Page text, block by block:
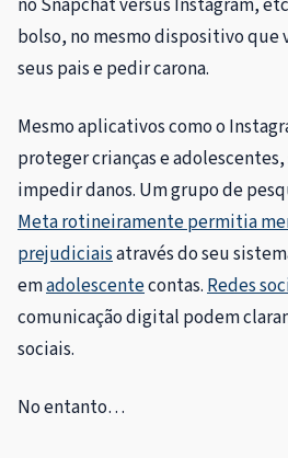
no Snapchat versus Instagram,
bolso, no mesmo dispositivo que
seus pais e pedir carona.
Mesmo aplicativos como o
proteger crianças e
impedir danos. Um grupo de
Meta rotineiramente permitia
prejudiciaisatravés do seu
emadolescentecontas.Redes
comunicação digital podem
sociais.
No entanto…